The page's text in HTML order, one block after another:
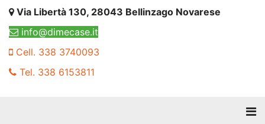
Via Libertà 130, 28043 Bellinzago Novarese
info@dimecase.it
Cell. 338 3740093
Tel. 338 6153811